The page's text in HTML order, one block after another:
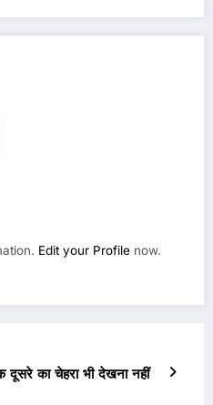
Edit your Profile now.
दूसरे का चेहरा भी देखना नहीं